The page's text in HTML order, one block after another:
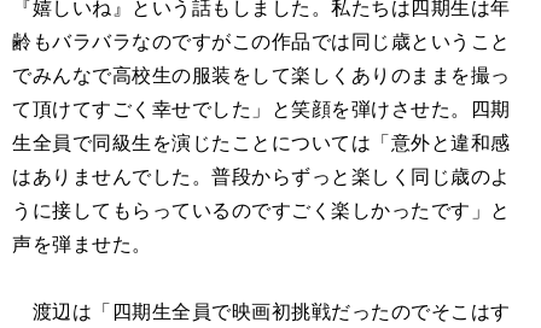
『嬉しいね』という話もしました。私たちは四期生は年
齢もバラバラなのですがこの作品では同じ歳ということ
でみんなで高校生の服装をして楽しくありのままを撮っ
て頂けてすごく幸せでした」と笑顔を弾けさせた。四期
生全員で同級生を演じたことについては「意外と違和感
はありませんでした。普段からずっと楽しく同じ歳のよ
うに接してもらっているのですごく楽しかったです」と
声を弾ませた。
渡辺は「四期生全員で映画初挑戦だったのでそこはす